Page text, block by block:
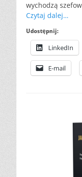
wychodzą
Czytaj dalej…
Udostępnij:
LinkedIn
E-mail